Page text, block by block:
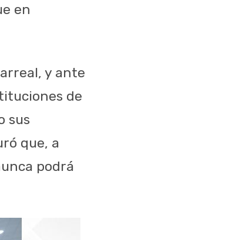
en
y ante
de
sus
que, a
podrá